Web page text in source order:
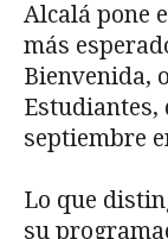
Alcalá pone
más
Bienvenida,
Estudiantes,
septiembre
Lo que
su